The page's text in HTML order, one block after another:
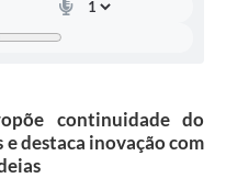
continuidade do
destaca inovação com